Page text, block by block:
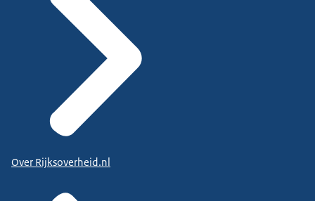
Over Rijksoverheid.nl